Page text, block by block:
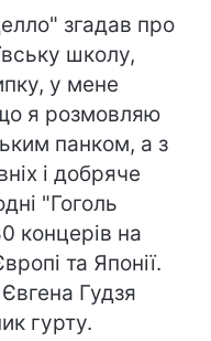
згадав про
школу,
у мене
я розмовляю
панком, а з
і добряче
"Гоголь
концерів на
та Японії.
Гудзя
гурту.